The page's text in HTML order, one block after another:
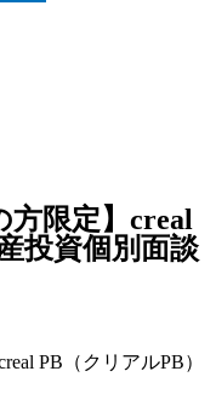
方限定】creal
投資個別面談